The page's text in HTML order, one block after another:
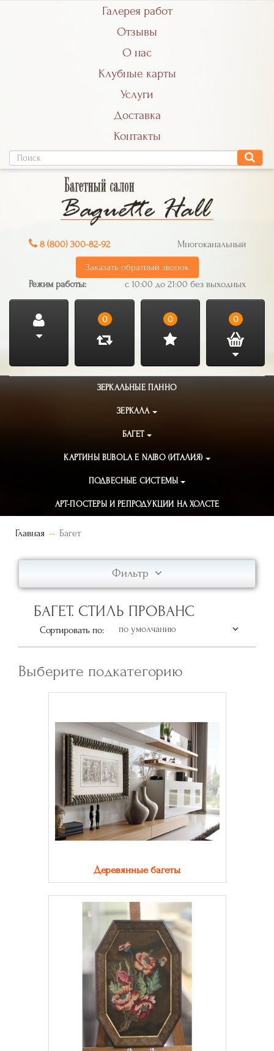
Галерея работ
Отзывы
О нас
Клубные карты
Услуги
Доставка
Контакты
8 (800) 300-82-92 Многоканальный
Заказать обратный звонок
Режим работы: с 10:00 до 21:00 без выходных
0 0 0
ЗЕРКАЛЬНЫЕ ПАННО
ЗЕРКАЛА
БАГЕТ
КАРТИНЫ BUBOLA E NAIBO (ИТАЛИЯ)
ПОДВЕСНЫЕ СИСТЕМЫ
АРТ-ПОСТЕРЫ И РЕПРОДУКЦИИ НА ХОЛСТЕ
Главная Багет
Фильтр
БАГЕТ. СТИЛЬ ПРОВАНС
Сортировать по:
Выберите подкатегорию
Деревянные багеты